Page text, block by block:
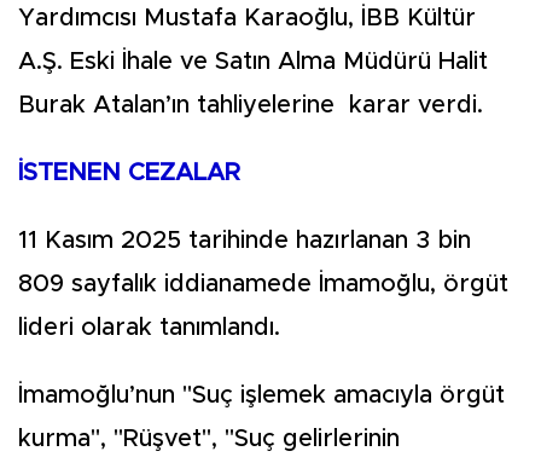
Yardımcısı Mustafa Karaoğlu, İBB Kültür
A.Ş. Eski İhale ve Satın Alma Müdürü Halit
Burak Atalan’ın tahliyelerine karar verdi.
İSTENEN CEZALAR
11 Kasım 2025 tarihinde hazırlanan 3 bin
809 sayfalık iddianamede İmamoğlu, örgüt
lideri olarak tanımlandı.
İmamoğlu’nun "Suç işlemek amacıyla örgüt
kurma", "Rüşvet", "Suç gelirlerinin